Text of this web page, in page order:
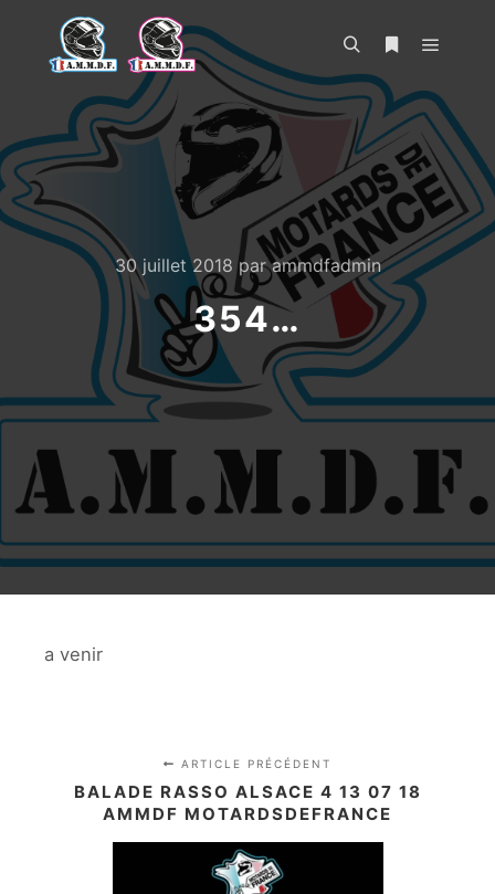
Rechercher
30 juillet 2018 parammdfadmin
354…
a venir
ARTICLE PRÉCÉDENT
BALADE RASSO ALSACE 4 13 07 18
AMMDF MOTARDSDEFRANCE